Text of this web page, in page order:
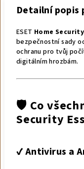
Detailní popis
ESET Home
bezpečnostní sady
ochranu pro tvůj
digitálním hrozbám.
🛡️ Co
Security
✔️Antivirus a